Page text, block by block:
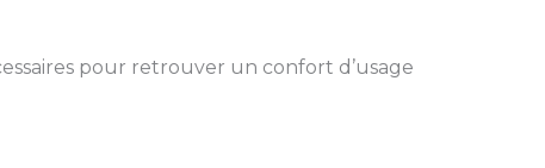
pour retrouver un confort d’usage